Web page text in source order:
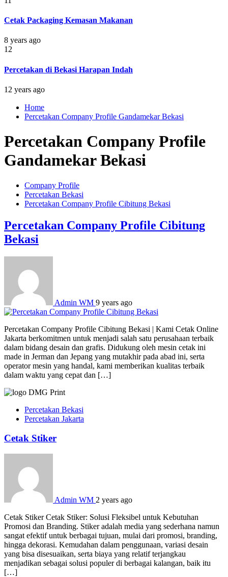
Cetak Packaging Kemasan Makanan
8 years ago
12
Percetakan di Bekasi Harapan Indah
12 years ago
Home
Percetakan Company Profile Gandamekar Bekasi
Percetakan Company Profile
Gandamekar Bekasi
Company Profile
Percetakan Bekasi
Percetakan Company Profile Cibitung Bekasi
Percetakan Company Profile Cibitung
Bekasi
Admin WM 9 years ago
Percetakan Company Profile Cibitung Bekasi | Kami Cetak Online
Jakarta berkomitmen untuk menjadi salah satu perusahaan terbaik
dalam bidang desain dan grafis. Didukung oleh mesin cetak ini
made in Jerman dan Jepang yang mutakhir pada abad ini, serta
operator mesin yang handal, kami memberikan kualitas terbaik
dalam waktu yang cepat dan […]
Percetakan Bekasi
Percetakan Jakarta
Cetak Stiker
Admin WM 2 years ago
Cetak Stiker Cetak Stiker: Solusi Fleksibel untuk Kebutuhan
Promosi dan Branding. Stiker adalah media yang sederhana namun
sangat efektif untuk berbagai tujuan, mulai dari promosi, branding,
hingga dekorasi. Kemudahan dalam penggunaan, variasi desain
yang bisa disesuaikan, serta biaya yang relatif terjangkau
menjadikan sebagai solusi populer di berbagai kalangan, baik itu
[…]